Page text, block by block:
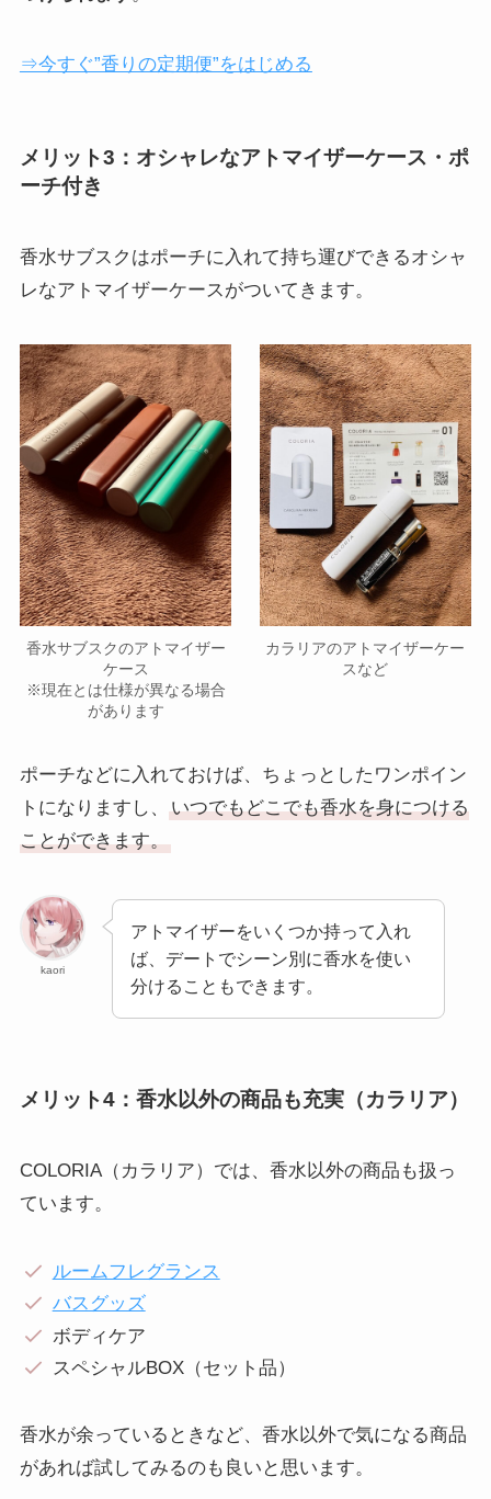
⇒今すぐ”香りの定期便”をはじめる
メリット3：オシャレなアトマイザーケース・ポ
ーチ付き
香水サブスクはポーチに入れて持ち運びできるオシャ
レなアトマイザーケースがついてきます。
香水サブスクのアトマイザー
ケース
※現在とは仕様が異なる場合
があります
カラリアのアトマイザーケー
スなど
ポーチなどに入れておけば、ちょっとしたワンポイン
トになりますし、
いつでもどこでも香水を身につける
ことができます。
kaori
アトマイザーをいくつか持って入れ
ば、デートでシーン別に香水を使い
分けることもできます。
メリット4：香水以外の商品も充実（カラリア）
COLORIA（カラリア）では、香水以外の商品も扱っ
ています。
ルームフレグランス
バスグッズ
ボディケア
スペシャルBOX（セット品）
香水が余っているときなど、 香水以外で気になる商品
があれば試してみるのも良いと思います。